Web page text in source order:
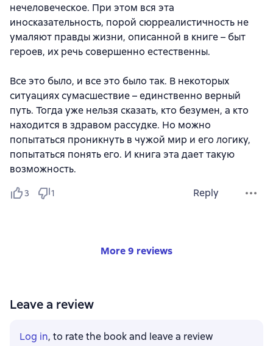
нечеловеческое. При этом вся эта
иносказательность, порой сюрреалистичность не
умаляют правды жизни, описанной в книге – быт
героев, их речь совершенно естественны.
Все это было, и все это было так. В некоторых
ситуациях сумасшествие – единственно верный
путь. Тогда уже нельзя сказать, кто безумен, а кто
находится в здравом рассудке. Но можно
попытаться проникнуть в чужой мир и его логику,
попытаться понять его. И книга эта дает такую
возможность.
3 1 Reply
More 9 reviews
Leave a review
Log in, to rate the book and leave a review